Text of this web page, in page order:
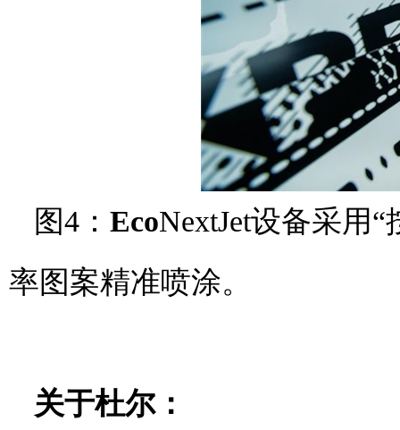
图4： EcoNextJet设备采用
率图案精准喷涂。
关于杜尔：